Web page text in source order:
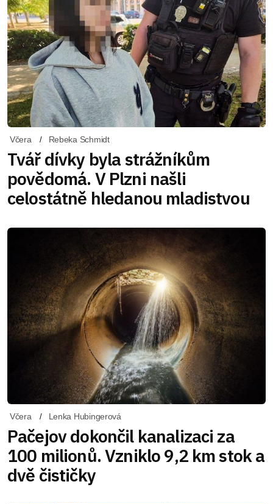
Včera Rebeka Schmidt
Tvář dívky byla strážníkům
povědomá. V Plzni našli
celostátně hledanou mladistvou
Včera Lenka Hubingerová
Pačejov dokončil kanalizaci za
100 milionů. Vzniklo 9,2 km stok a
dvě čističky